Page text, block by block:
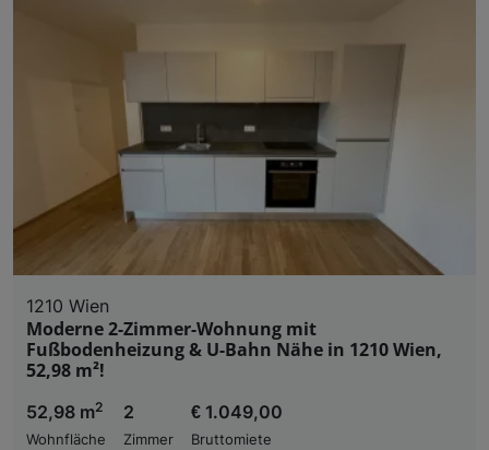
1210 Wien
Moderne 2-Zimmer-Wohnung mit
Fußbodenheizung & U-Bahn Nähe in 1210 Wien,
52,98 m²!
52,98 m2
Wohnfläche
2
Zimmer
€ 1.049,00
Bruttomiete